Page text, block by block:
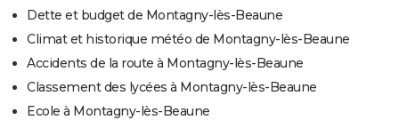
Dette et budget de Montagny-lès-Beaune
Climat et historique météo de Montagny-lès-Beaune
Accidents de la route à Montagny-lès-Beaune
Classement des lycées à Montagny-lès-Beaune
Ecole à Montagny-lès-Beaune